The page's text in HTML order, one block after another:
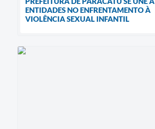
ENTIDADES NO ENFRENTAMENTO À
VIOLÊNCIA SEXUAL INFANTIL